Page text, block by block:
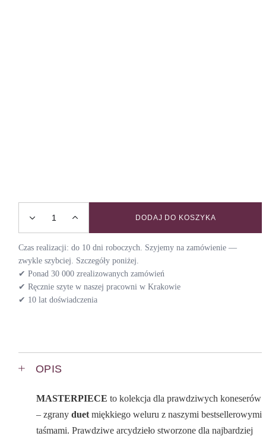
Obroża dla chartów MASTERPIECE SEPTEMBER / RUBY
DODAJ DO KOSZYKA
Czas realizacji: do 10 dni roboczych. Szyjemy na zamówienie —
zwykle szybciej. Szczegóły poniżej.
✔ Ponad 30 000 zrealizowanych zamówień
✔ Ręcznie szyte w naszej pracowni w Krakowie
✔ 10 lat doświadczenia
OPIS
MASTERPIECEto kolekcja dla prawdziwych koneserów
– zgranyduet miękkiego weluru z naszymi bestsellerowymi
taśmami. Prawdziwe arcydzieło stworzone dla najbardziej